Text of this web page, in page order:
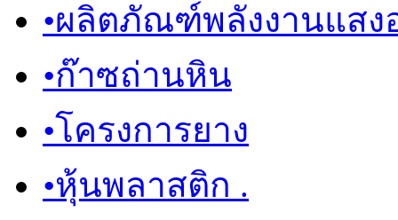
•ผลิตภัณฑ์พลังงานแสง
•ก๊าซถ่านหิน
•โครงการยาง
•หุ้นพลาสติก .